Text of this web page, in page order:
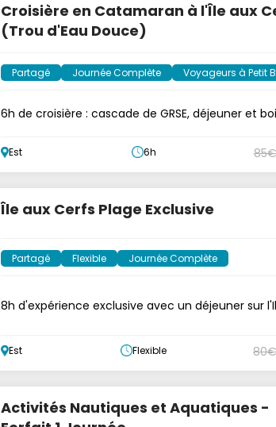
Croisière en Catamaran à l'Île aux
(Trou d'Eau Douce)
Partagé Journée Complète Voyageurs à Petit
6h de croisière : cascade de GRSE, déjeuner et
Est 6h 85€
Île aux Cerfs Plage Exclusive
Partagé Flexible Journée Complète
8h d'expérience exclusive avec un déjeuner sur
Est Flexible 80€
Activités Nautiques et Aquatiques -